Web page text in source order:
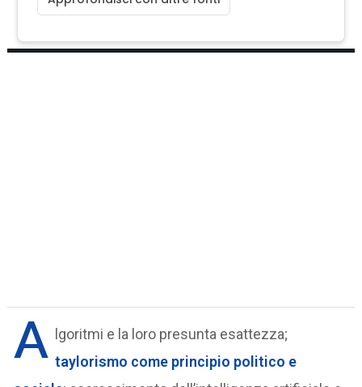
A lgoritmi e la loro presunta esattezza;
taylorismo come principio politico e